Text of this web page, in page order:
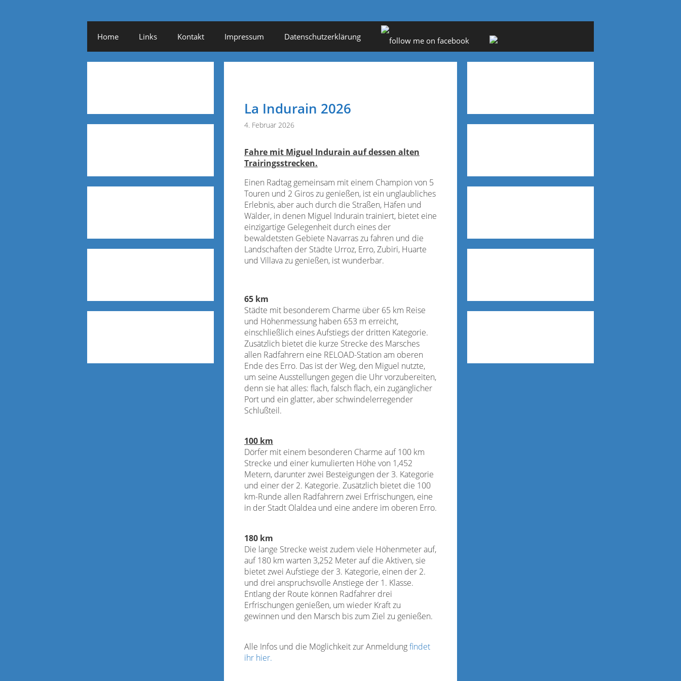
Home Links Kontakt Impressum Datenschutzerklärung
La Indurain 2026
4. Februar 2026
Fahre mit Miguel Indurain auf dessen alten
Trairingsstrecken.
Einen Radtag gemeinsam mit einem Champion von 5
Touren und 2 Giros zu genießen, ist ein unglaubliches
Erlebnis, aber auch durch die Straßen, Häfen und
Wälder, in denen Miguel Indurain trainiert, bietet eine
einzigartige Gelegenheit durch eines der
bewaldetsten Gebiete Navarras zu fahren und die
Landschaften der Städte Urroz, Erro, Zubiri, Huarte
und Villava zu genießen, ist wunderbar.
65 km
Städte mit besonderem Charme über 65 km Reise
und Höhenmessung haben 653 m erreicht,
einschließlich eines Aufstiegs der dritten Kategorie.
Zusätzlich bietet die kurze Strecke des Marsches
allen Radfahrern eine RELOAD-Station am oberen
Ende des Erro. Das ist der Weg, den Miguel nutzte,
um seine Ausstellungen gegen die Uhr vorzubereiten,
denn sie hat alles: flach, falsch flach, ein zugänglicher
Port und ein glatter, aber schwindelerregender
Schlußteil.
100 km
Dörfer mit einem besonderen Charme auf 100 km
Strecke und einer kumulierten Höhe von 1,452
Metern, darunter zwei Besteigungen der 3. Kategorie
und einer der 2. Kategorie. Zusätzlich bietet die 100
km-Runde allen Radfahrern zwei Erfrischungen, eine
in der Stadt Olaldea und eine andere im oberen Erro.
180 km
Die lange Strecke weist zudem viele Höhenmeter auf,
auf 180 km warten 3,252 Meter auf die Aktiven, sie
bietet zwei Aufstiege der 3. Kategorie, einen der 2.
und drei anspruchsvolle Anstiege der 1. Klasse.
Entlang der Route können Radfahrer drei
Erfrischungen genießen, um wieder Kraft zu
gewinnen und den Marsch bis zum Ziel zu genießen.
Alle Infos und die Möglichkeit zur Anmeldungfindet
ihr hier.